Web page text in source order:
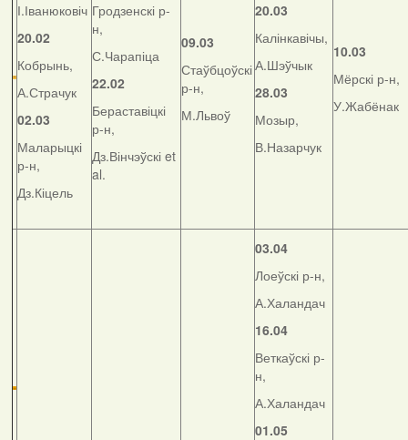
І.Іванюковіч
20.02
Кобрынь,
А.Страчук
02.03
Маларыцкі
р-н,
Дз.Кіцель
Гродзенскі р-
н,
С.Чарапіца
22.02
Бераставіцкі
р-н,
Дз.Вінчэўскі et
al.
09.03
Стаўбцоўскі
р-н,
М.Львоў
20.03
Калінкавічы,
А.Шэўчык
28.03
Мозыр,
В.Назарчук
10.03
Мёрскі р-н,
У.Жабёнак
03.04
Лоеўскі р-н,
А.Халандач
16.04
Веткаўскі р-
н,
А.Халандач
01.05